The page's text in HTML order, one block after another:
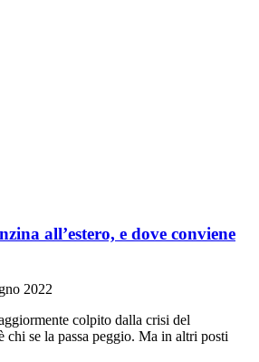
all’estero, e dove conviene
2022
colpito dalla crisi del
chi se la passa peggio. Ma in altri posti